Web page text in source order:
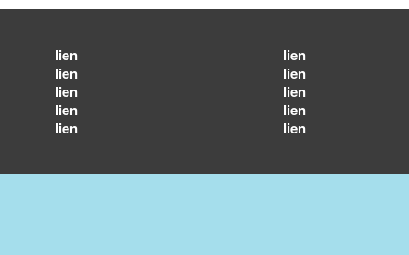
lien
lien
lien
lien
lien
lien
lien
lien
lien
lien